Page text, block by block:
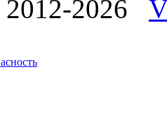
2026